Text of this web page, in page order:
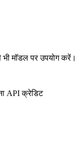
मॉडल पर उपयोग करें।
API क्रेडिट